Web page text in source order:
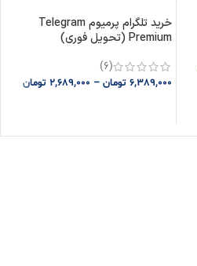
خرید تلگرام پرمیوم Telegram
Premium (تحویل فوری)
(6)
6,389,000 تومان –
2,689,000 تومان